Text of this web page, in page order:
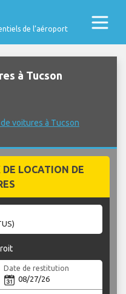
de l’aéroport
à Tucson
voitures à Tucson
DE LOCATION DE
Date de restitution